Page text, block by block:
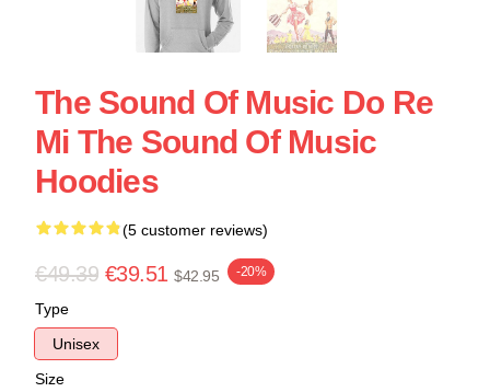
The Sound Of Music Do Re
Mi The Sound Of Music
Hoodies
(5 customer reviews)
€49.39 €39.51 $42.95 -20%
Type
Unisex
Size